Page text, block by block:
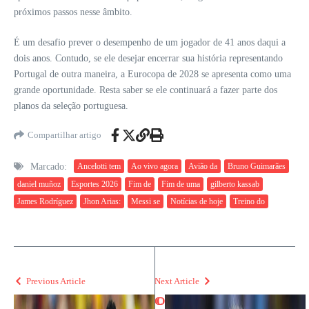
próximos passos nesse âmbito.
É um desafio prever o desempenho de um jogador de 41 anos daqui a
dois anos. Contudo, se ele desejar encerrar sua história representando
Portugal de outra maneira, a Eurocopa de 2028 se apresenta como uma
grande oportunidade. Resta saber se ele continuará a fazer parte dos
planos da seleção portuguesa.
Compartilhar artigo
Marcado: Ancelotti tem Ao vivo agora Avião da
Bruno Guimarães
daniel muñoz
Esportes 2026 Fim de Fim de uma
gilberto kassab
James Rodríguez
Jhon Arias: Messi se Notícias de hoje Treino do
Previous Article
C
Next Article
O